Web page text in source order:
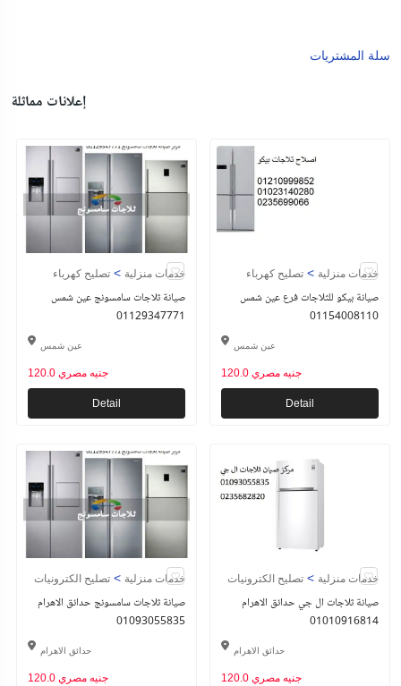
سلة المشتريات
إعلانات مماثلة
خدمات منزلية > تصليح كهرباء
صيانة ثلاجات سامسونج عين شمس
01129347771
عين شمس
120.0 جنيه مصري
Detail
خدمات منزلية > تصليح كهرباء
صيانة بيكو للثلاجات فرع عين شمس
01154008110
عين شمس
120.0 جنيه مصري
Detail
خدمات منزلية > تصليح الكترونيات
صيانة ثلاجات سامسونج حدائق الاهرام
01093055835
حدائق الاهرام
120.0 جنيه مصري
خدمات منزلية > تصليح الكترونيات
صيانة ثلاجات ال جي حدائق الاهرام
01010916814
حدائق الاهرام
120.0 جنيه مصري